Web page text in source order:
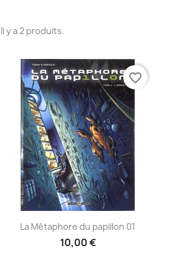
Il y a 2 produits.
Aperçu rapide
La Métaphore du papillon 01
10,00 €
favorite_border